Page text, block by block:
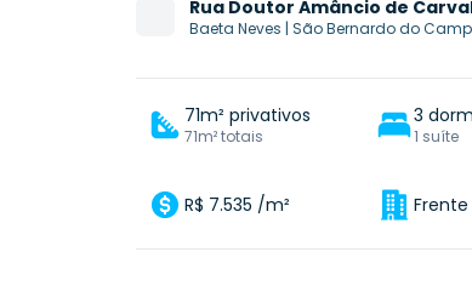
Rua Doutor Amâncio de
Baeta Neves | São Bernardo do
71m² privativos
71m² totais
3
1 suíte
R$ 7.535 /m² Frente